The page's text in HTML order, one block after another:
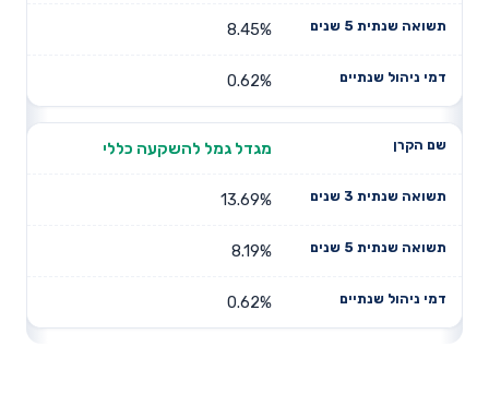
8.45%
0.62%
מגדל גמל להשקעה כללי
13.69%
8.19%
0.62%